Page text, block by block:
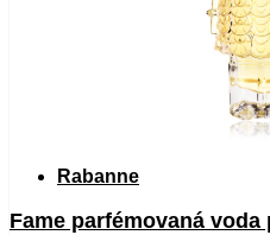
Rabanne
Fame parfémovaná voda